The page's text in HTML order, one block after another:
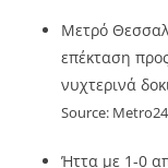
Μετρό
επέκταση
νυχτερινά
Source:
Ήττα με 1-0